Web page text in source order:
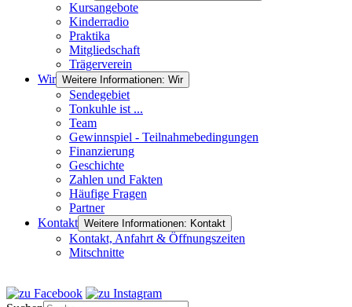
Kursangebote
Kinderradio
Praktika
Mitgliedschaft
Trägerverein
Wir Weitere Informationen: Wir
Sendegebiet
Tonkuhle ist ...
Team
Gewinnspiel - Teilnahmebedingungen
Finanzierung
Geschichte
Zahlen und Fakten
Häufige Fragen
Partner
Kontakt Weitere Informationen: Kontakt
Kontakt, Anfahrt & Öffnungszeiten
Mitschnitte